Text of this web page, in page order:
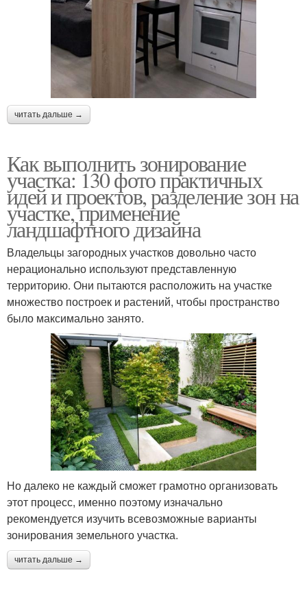
читать дальше →
Как выполнить зонирование
участка: 130 фото практичных
идей и проектов, разделение зон на
участке, применение
ландшафтного дизайна
Владельцы загородных участков довольно часто
нерационально используют представленную
территорию. Они пытаются расположить на участке
множество построек и растений, чтобы пространство
было максимально занято.
Но далеко не каждый сможет грамотно организовать
этот процесс, именно поэтому изначально
рекомендуется изучить всевозможные варианты
зонирования земельного участка.
читать дальше →